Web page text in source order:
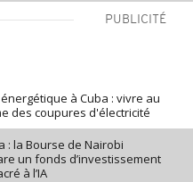
PUBLICITÉ
à Cuba : vivre au
des coupures d'électricité
: la Bourse de Nairobi
un fonds d’investissement
à l’IA